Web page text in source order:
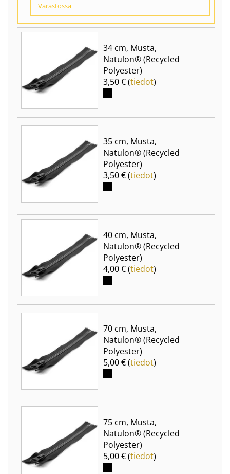
Varastossa
34 cm, Musta,
Natulon® (Recycled
Polyester)
3,50 € (tiedot)
35 cm, Musta,
Natulon® (Recycled
Polyester)
3,50 € (tiedot)
40 cm, Musta,
Natulon® (Recycled
Polyester)
4,00 € (tiedot)
70 cm, Musta,
Natulon® (Recycled
Polyester)
5,00 € (tiedot)
75 cm, Musta,
Natulon® (Recycled
Polyester)
5,00 € (tiedot)